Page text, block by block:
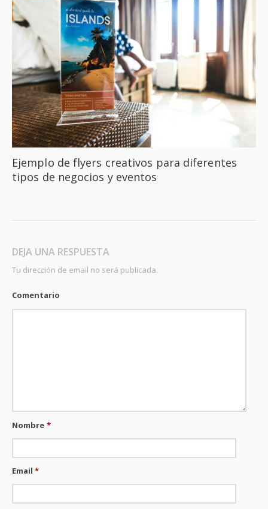
Ejemplo de flyers creativos para diferentes
tipos de negocios y eventos
DEJA UNA RESPUESTA
Tu dirección de email no será publicada.
Comentario
Nombre *
Email*